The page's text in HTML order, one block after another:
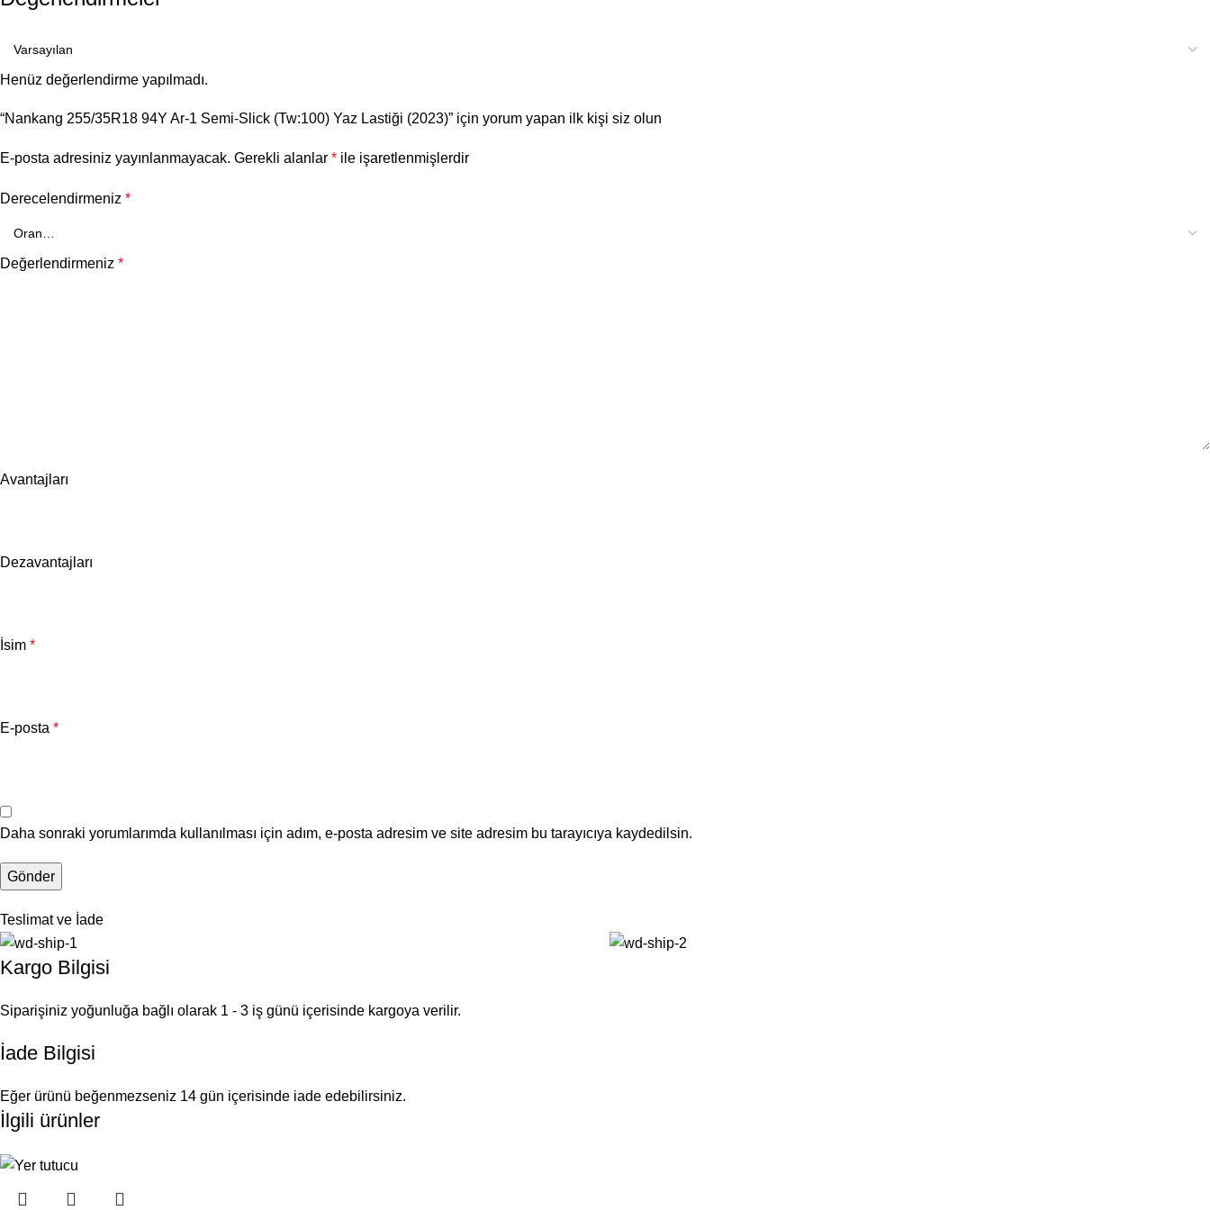
Henüz değerlendirme yapılmadı.
“Nankang 255/35R18 94Y Ar-1 Semi-Slick (Tw:100) Yaz Lastiği (2023)” için yorum yapan ilk kişi siz olun
E-posta adresiniz yayınlanmayacak. Gerekli alanlar * ile işaretlenmişlerdir
Derecelendirmeniz *
Değerlendirmeniz *
Avantajları
Dezavantajları
İsim *
E-posta *
Daha sonraki yorumlarımda kullanılması için adım, e-posta adresim ve site adresim bu tarayıcıya kaydedilsin.
Teslimat ve İade
Kargo Bilgisi
Siparişiniz yoğunluğa bağlı olarak 1 - 3 iş günü içerisinde kargoya verilir.
İade Bilgisi
Eğer ürünü beğenmezseniz 14 gün içerisinde iade edebilirsiniz.
İlgili ürünler